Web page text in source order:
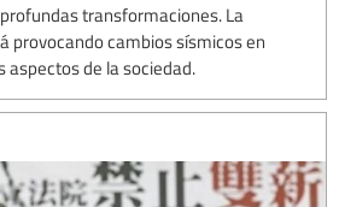
transformaciones. La
provocando cambios sísmicos en
de la sociedad.